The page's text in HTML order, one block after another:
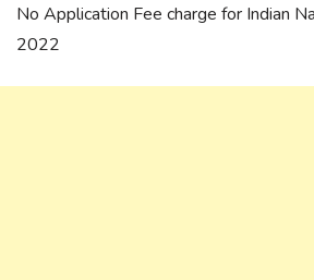
No Application Fee charge for Indian
2022